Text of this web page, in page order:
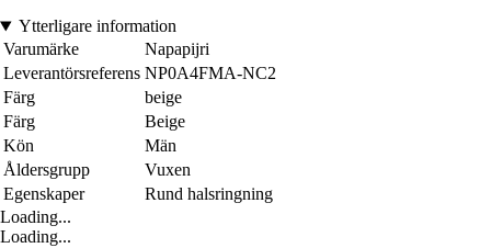
Ytterligare information
Varumärke
Napapijri
Leverantörsreferens NP0A4FMA-NC2
Färg
beige
Färg
Beige
Kön
Män
Åldersgrupp
Vuxen
Egenskaper
Rund halsringning
Loading...
Loading...